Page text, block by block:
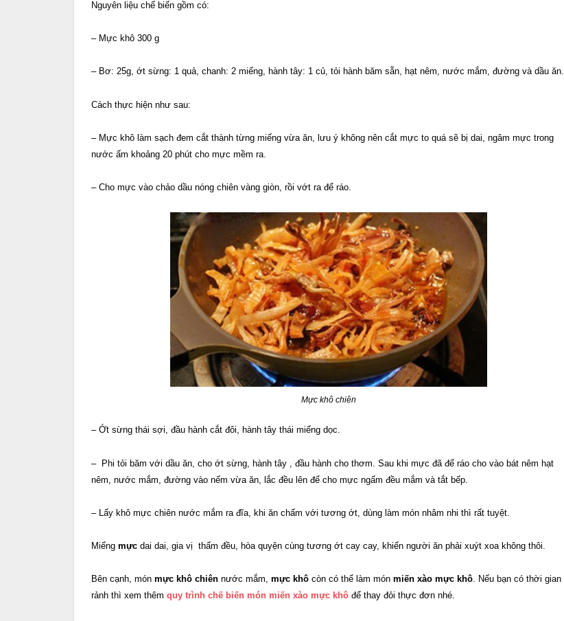
Nguyên liệu chế biến gồm có:
– Mực khô 300 g
– Bơ: 25g, ớt sừng: 1 quả, chanh: 2 miếng, hành tây: 1 củ, tỏi hành băm sẵn, hạt nêm, nước mắm, đường và dầu ăn.
Cách thực hiện như sau:
– Mực khô làm sạch đem cắt thành từng miếng vừa ăn, lưu ý không nên cắt mực to quá sẽ bị dai, ngâm mực trong
nước ấm khoảng 20 phút cho mực mềm ra.
– Cho mực vào chảo dầu nóng chiên vàng giòn, rồi vớt ra để ráo.
Mực khô chiên
– Ớt sừng thái sợi, đầu hành cắt đôi, hành tây thái miếng dọc.
– Phi tỏi băm với dầu ăn, cho ớt sừng, hành tây , đầu hành cho thơm. Sau khi mực đã để ráo cho vào bát nêm hạt
nêm, nước mắm, đường vào nếm vừa ăn, lắc đều lên để cho mực ngấm đều mắm và tắt bếp.
– Lấy khô mực chiên nước mắm ra đĩa, khi ăn chấm với tương ớt, dùng làm món nhâm nhi thì rất tuyệt.
Miếng mực dai dai, gia vị thấm đều, hòa quyện cùng tương ớt cay cay, khiến người ăn phải xuýt xoa không thôi.
Bên cạnh, món mực khô chiên nước mắm, mực khô còn có thể làm món miến xào mực khô . Nếu bạn có thời gian
rảnh thì xem thêm quy trình chế biến món miến xào mực khô để thay đỏi thực đơn nhé.